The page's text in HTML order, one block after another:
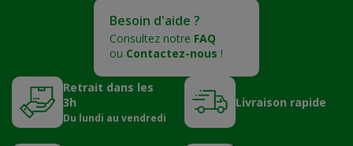
Besoin d'aide ?
Consultez notre FAQ
ou Contactez-nous !
Retrait dans les
3h
Du lundi au vendredi
Livraison rapide